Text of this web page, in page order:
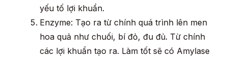
yếu tố lợi khuẩn.
Enzyme: Tạo ra từ chính quá trình lên men
hoa quả như chuối, bí đỏ, đu đủ. Từ chính
các lợi khuẩn tạo ra. Làm tốt sẽ có Amylase